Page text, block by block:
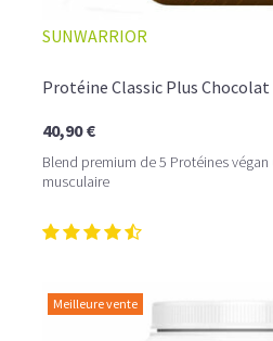
SUNWARRIOR
Protéine Classic Plus Chocolat
40,90 €
Blend premium de 5 Protéines végan
musculaire
Meilleure vente